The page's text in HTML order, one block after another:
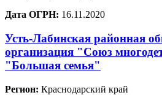
Дата ОГРН: 16.11.2020
Усть-Лабинская районная
организация "Союз
"Большая семья"
Регион: Краснодарский край